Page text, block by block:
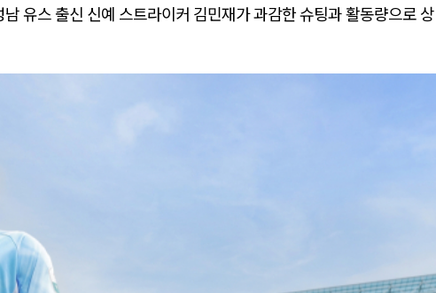
유스 출신 신예 스트라이커 김민재가 과감한 슈팅과 활동량으로 상